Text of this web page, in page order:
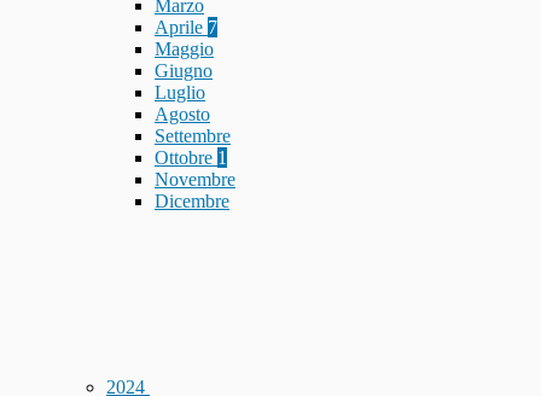
Marzo
Aprile 7
Maggio
Giugno
Luglio
Agosto
Settembre
Ottobre 1
Novembre
Dicembre
2024